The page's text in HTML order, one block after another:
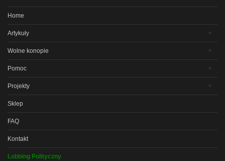
Home
Artykuły
Wolne konopie
Pomoc
Projekty
Sklep
FAQ
Kontakt
Lobbing Polityczny